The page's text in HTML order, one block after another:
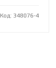
Код: 348076-4